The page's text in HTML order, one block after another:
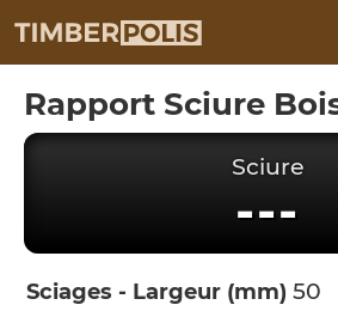
Rapport Sciure
Sciure
---
Sciages - Largeur (mm)